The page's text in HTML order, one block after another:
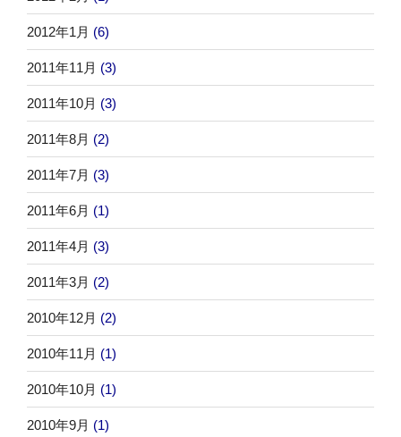
2012年1月 (6)
2011年11月 (3)
2011年10月 (3)
2011年8月 (2)
2011年7月 (3)
2011年6月 (1)
2011年4月 (3)
2011年3月 (2)
2010年12月 (2)
2010年11月 (1)
2010年10月 (1)
2010年9月 (1)